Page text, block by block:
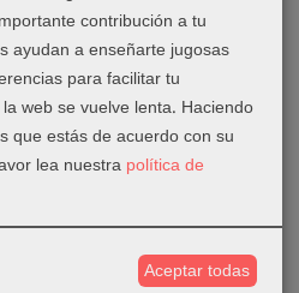
contribución a tu
ayudan a enseñarte jugosas
para facilitar tu
web se vuelve lenta. Haciendo
que estás de acuerdo con su
lea nuestra política de
Aceptar todas